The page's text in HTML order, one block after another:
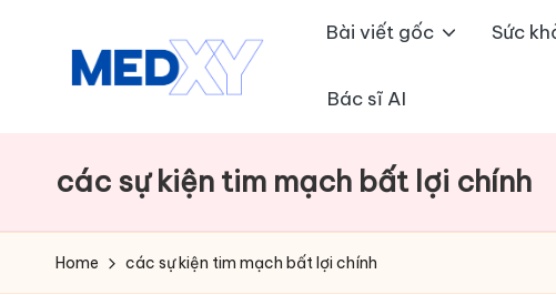
e
d
x
Bài viết gốc Sức
Bác sĩ AI
các sự kiện tim mạch bất lợi chính
Home các sự kiện tim mạch bất lợi chính